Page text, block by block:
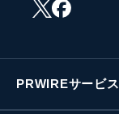
PRWIREサービス